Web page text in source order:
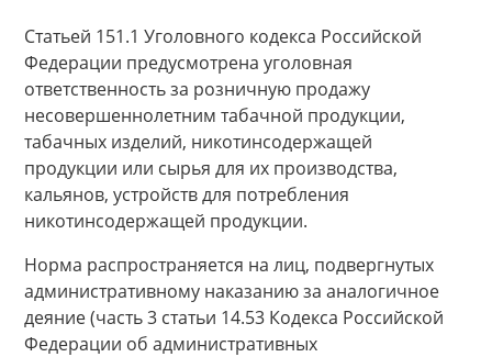
Статьей 151.1 Уголовного кодекса Российской
Федерации предусмотрена уголовная
ответственность за розничную продажу
несовершеннолетним табачной продукции,
табачных изделий, никотинсодержащей
продукции или сырья для их производства,
кальянов, устройств для потребления
никотинсодержащей продукции.
Норма распространяется на лиц, подвергнутых
административному наказанию за аналогичное
деяние (часть 3 статьи 14.53 Кодекса Российской
Федерации об административных